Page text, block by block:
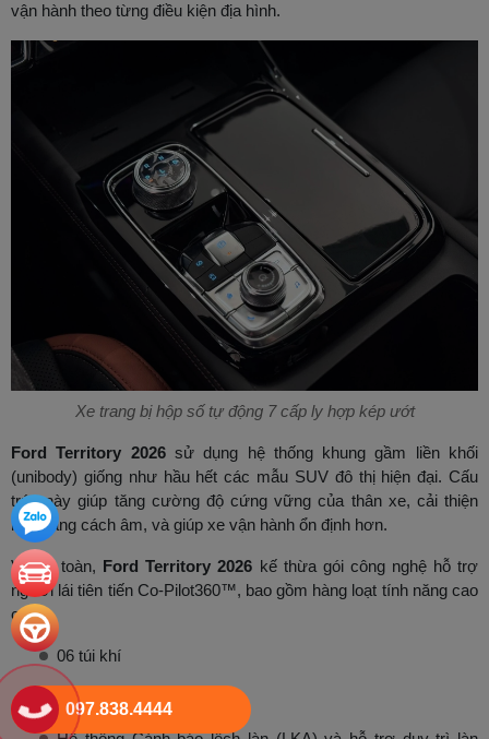
vận hành theo từng điều kiện địa hình.
Xe trang bị hộp số tự động 7 cấp ly hợp kép ướt
Ford Territory 2026sử dụng hệ thống khung gầm liền khối
(unibody) giống như hầu hết các mẫu SUV đô thị hiện đại. Cấu
trúc này giúp tăng cường độ cứng vững của thân xe, cải thiện
khả năng cách âm, và giúp xe vận hành ổn định hơn.
Về an toàn, Ford Territory 2026 kế thừa gói công nghệ hỗ trợ
người lái tiên tiến Co-Pilot360™, bao gồm hàng loạt tính năng cao
cấp:
06 túi khí
Camera 360 toàn cảnh
097.838.4444